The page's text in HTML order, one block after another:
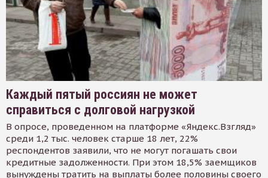
Каждый пятый россиян не может
справиться с долговой нагрузкой
В опросе, проведенном на платформе «Яндекс.Взгляд»
среди 1,2 тыс. человек старше 18 лет, 22%
респондентов заявили, что не могут погашать свои
кредитные задолженности. При этом 18,5% заемщиков
вынуждены тратить на выплаты более половины своего